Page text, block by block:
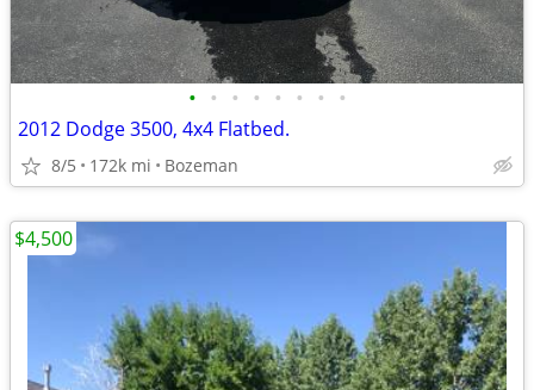
• • • • • • • •
2012 Dodge 3500, 4x4 Flatbed.
8/5 172k mi Bozeman
$4,500